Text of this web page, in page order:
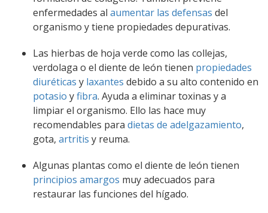
enfermedades al aumentar las defensas del
organismo y tiene propiedades depurativas.
Las hierbas de hoja verde como las collejas,
verdolaga o el diente de león tienen propiedades
diuréticas y laxantes debido a su alto contenido en
potasio yfibra. Ayuda a eliminar toxinas y a
limpiar el organismo. Ello las hace muy
recomendables para dietas de adelgazamiento,
gota, artritis y reuma.
Algunas plantas como el diente de león tienen
principios amargos muy adecuados para
restaurar las funciones del hígado.